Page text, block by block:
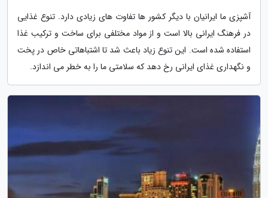
آشپزی ما ایرانیان با دیگر کشور ها تفاوت های زیادی دارد. تنوع غذایی
در فرهنگ ایرانی بالا است و از مواد مختلفی برای ساخت و ترکیب غذا
استفاده شده است. این تنوع زیاد باعث شد تا اشتباهاتی خاص در پخت
و نگهداری غذای ایرانی رخ دهد که سلامتی ما را به خطر می اندازد.